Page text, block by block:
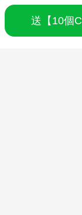
送【10個